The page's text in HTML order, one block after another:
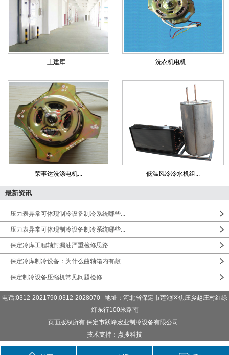
土建库... 洗衣机电机...
荣事达洗涤电机... 低温风冷冷水机组...
最新资讯
压力表异常可体现制冷设备制冷系统哪些...
压力表异常可体现制冷设备制冷系统哪些...
保定冷库工程轴封漏油严重检修思路...
保定冷库制冷设备：为什么曲轴箱内有敲...
保定制冷设备压缩机常见问题检修...
电话:0312-2021790,0312-2028070 地址：河北省保定市莲池区焦庄乡赵庄村红绿
灯东行100米路南
页面版权所有:保定市跃峰宏业制冷设备有限公司
技术支持：点搜科技